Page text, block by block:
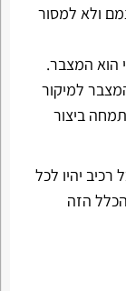
ולא למסור
הוא המצבר.
למיקור
ביצור
רכיב יהיו לכל
הזה